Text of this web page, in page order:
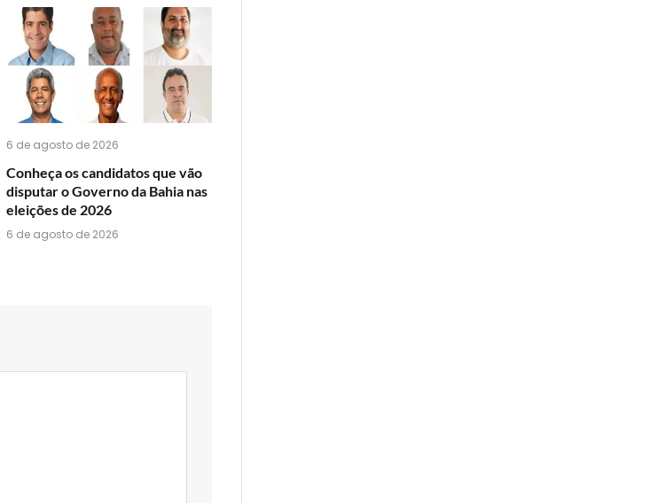
do
WhatsApp?
6 de agosto de 2026
Conheça os candidatos que vão
disputar o Governo da Bahia nas
eleições de 2026
6 de agosto de 2026